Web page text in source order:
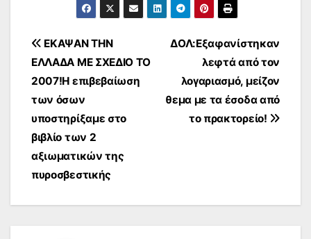
Πλοήγηση
άρθρων
ΔΟΛ:Εξαφανίστηκαν
λεφτά από τον
λογαριασμό, μείζον
θεμα με τα έσοδα από
το πρακτορείο!
ΕΚΑΨΑΝ ΤΗΝ
ΕΛΛΑΔΑ ΜΕ ΣΧΕΔΙΟ ΤΟ
2007!Η επιβεβαίωση
των όσων
υποστηρίξαμε στο
βιβλίο των 2
αξιωματικών της
πυροσβεστικής